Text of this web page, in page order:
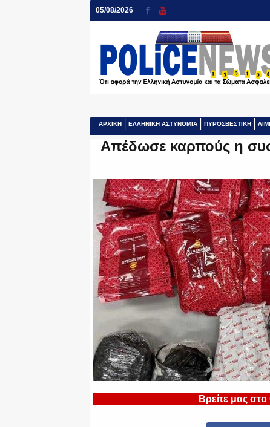
05/08/2026
ΑΡΧΙΚΗ ΕΛΛΗΝΙΚΗ ΑΣΤΥΝΟΜΙΑ ΠΥΡΟΣΒΕΣΤΙΚΗ
Απέδωσε καρπούς η
Βρείτε μας